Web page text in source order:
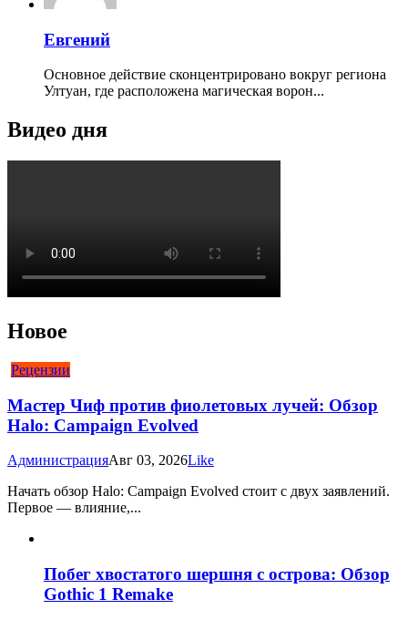
Евгений
Основное действие сконцентрировано вокруг региона
Ултуан, где расположена магическая ворон...
Видео дня
Новое
Рецензии
Мастер Чиф против фиолетовых лучей: Обзор
Halo: Campaign Evolved
АдминистрацияАвг 03, 2026Like
Начать обзор Halo: Campaign Evolved стоит с двух заявлений.
Первое — влияние,...
Побег хвостатого шершня с острова: Обзор
Gothic 1 Remake